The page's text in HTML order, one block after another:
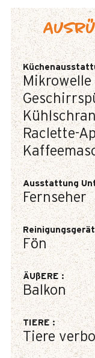
Raclette-
Ausstattung
Fernseher
Fön
ÄUßERE:
Balkon
TIERE:
Tiere